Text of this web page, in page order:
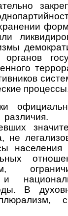
не
населения
В